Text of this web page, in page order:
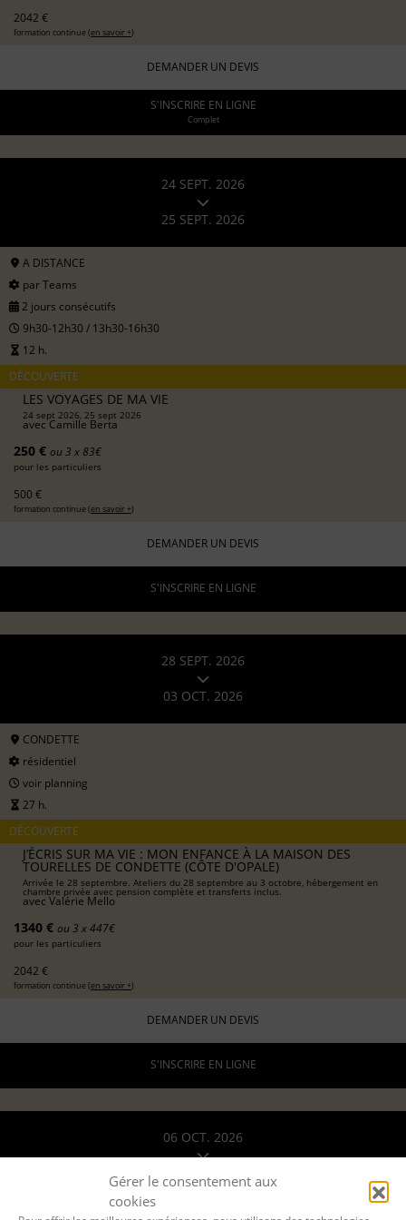
Gérer le consentement aux
cookies
2042 €
formation continue (en savoir +)
DEMANDER UN DEVIS
S'INSCRIRE EN LIGNE
Complet
24 SEPT. 2026
25 SEPT. 2026
A DISTANCE
par Teams
2 jours consécutifs
9h30-12h30 / 13h30-16h30
12 h.
DÉCOUVERTE
LES VOYAGES DE MA VIE
24 sept 2026, 25 sept 2026
avecCamille Berta
250 € ou 3 x 83€
pour les particuliers
500 €
formation continue (en savoir +)
DEMANDER UN DEVIS
S'INSCRIRE EN LIGNE
28 SEPT. 2026
03 OCT. 2026
CONDETTE
résidentiel
voir planning
27 h.
DÉCOUVERTE
J’ÉCRIS SUR MA VIE : MON ENFANCE À LA MAISON DES
TOURELLES DE CONDETTE (CÔTE D'OPALE)
Arrivée le 28 septembre. Ateliers du 28 septembre au 3 octobre, hébergement en
chambre privée avec pension complète et transferts inclus.
avec Valérie Mello
1340 € ou 3 x 447€
pour les particuliers
2042 €
formation continue (en savoir +)
DEMANDER UN DEVIS
S'INSCRIRE EN LIGNE
06 OCT. 2026
A DISTANCE